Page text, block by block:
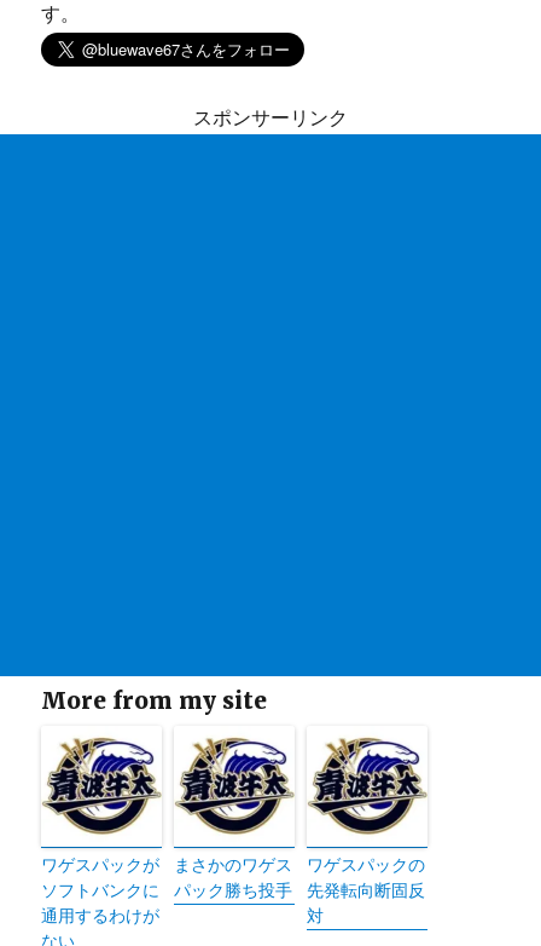
す。
スポンサーリンク
More from my site
ワゲスパックが
ソフトバンクに
通用するわけが
ない
まさかのワゲス
パック勝ち投手
ワゲスパックの
先発転向断固反
対